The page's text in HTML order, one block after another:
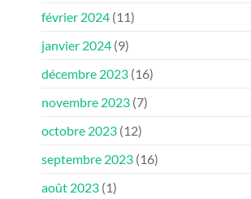
février 2024 (11)
janvier 2024 (9)
décembre 2023 (16)
novembre 2023 (7)
octobre 2023 (12)
septembre 2023 (16)
août 2023 (1)